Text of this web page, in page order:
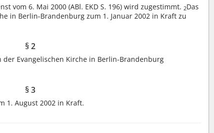
vom 6. Mai 2000 (ABl. EKD S. 196) wird zugestimmt. 2Das
in Berlin-Brandenburg zum 1. Januar 2002 in Kraft zu
§ 2
Evangelischen Kirche in Berlin-Brandenburg
§ 3
1. August 2002 in Kraft.